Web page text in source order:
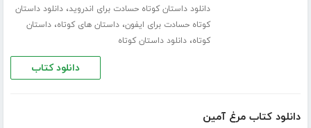
دانلود داستان کوتاه حسادت برای اندروید،دانلود داستان
کوتاه حسادت برای ایفون،داستان های کوتاه،داستان
کوتاه،دانلود داستان کوتاه
دانلود کتاب
دانلود کتاب مرغ آمین